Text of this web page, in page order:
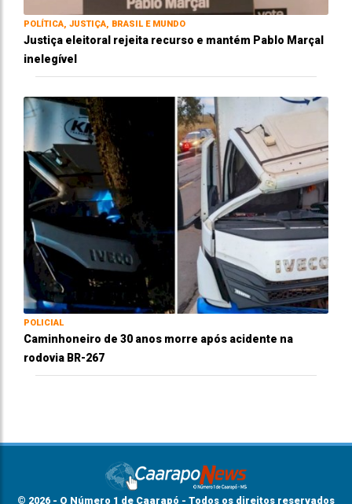
POLÍTICA, JUSTIÇA, BRASIL E MUNDO
Justiça eleitoral rejeita recurso e mantém Pablo Marçal
inelegível
POLICIAL
Caminhoneiro de 30 anos morre após acidente na
rodovia BR-267
© 2026 - O Número 1 de Caarapó - Todos os direitos reservados